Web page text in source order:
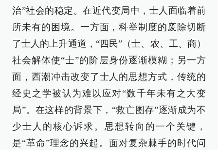
治”社会的稳定。在近代变局中，士人面临着前
所未有的困境。一方面，科举制度的废除切断
了士人的上升通道，“四民”（士、农、工、商）
社会解体使“士”的阶层身份逐渐模糊；另一方
面，西潮冲击改变了士人的思想方式，传统的
经史之学被认为难以应对“数千年未有之大变
局”。在这样的背景下，“救亡图存”逐渐成为不
少士人的核心诉求。思想转向的一个关键，
是“革命”理念的兴起。面对复杂棘手的时代问